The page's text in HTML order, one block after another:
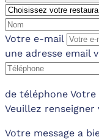
Votre e-mail
une adresse email
de téléphone Votre
Veuillez renseigner
Votre message a